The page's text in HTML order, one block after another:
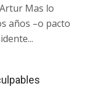
Mas lo
años –o pacto